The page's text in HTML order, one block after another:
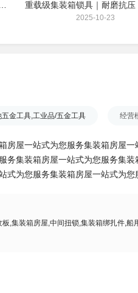
2025-10-23
金工具,工业品/五金工具 经营
屋一站式为您服务集装箱房屋
集装箱房屋一站式为您服务集
式为您服务集装箱房屋一站式为您
,集装箱房屋,中间扭锁,集装箱绑扎件,船